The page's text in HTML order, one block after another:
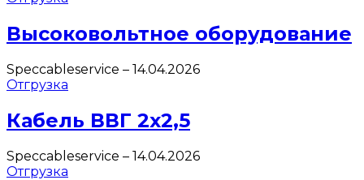
Высоковольтное оборудование
Speccableservice – 14.04.2026
Отгрузка
Кабель ВВГ 2х2,5
Speccableservice – 14.04.2026
Отгрузка